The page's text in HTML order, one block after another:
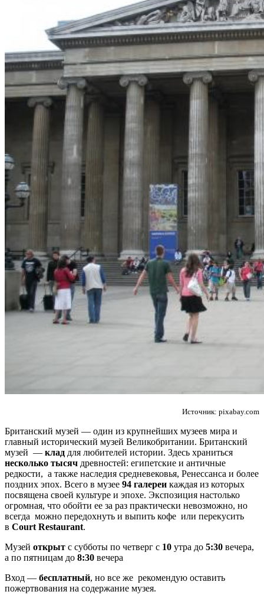
Источник: pixabay.com
Британский музей — один из крупнейших музеев мира и
главный исторический музей Великобритании. Британский
музей — клад для любителей истории. Здесь храниться
несколько тысяч древностей: египетские и античные
редкости, а также наследия средневековья, Ренессанса и более
поздних эпох. Всего в музее 94 галереи каждая из которых
посвящена своей культуре и эпохе. Экспозиция настолько
огромная, что обойти ее за раз практически невозможно, но
всегда можно передохнуть и выпить кофе или перекусить
в Court Restaurant.
Музей открыт с субботы по четверг с 10 утра до 5:30 вечера,
а по пятницам до 8:30 вечера
Вход — бесплатный, но все же рекомендую оставить
пожертвования на содержание музея.